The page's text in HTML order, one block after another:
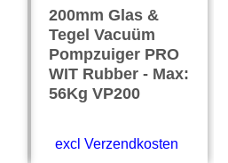
200mm Glas &
Tegel Vacuüm
Pompzuiger PRO
WIT Rubber - Max:
56Kg VP200
excl Verzendkosten